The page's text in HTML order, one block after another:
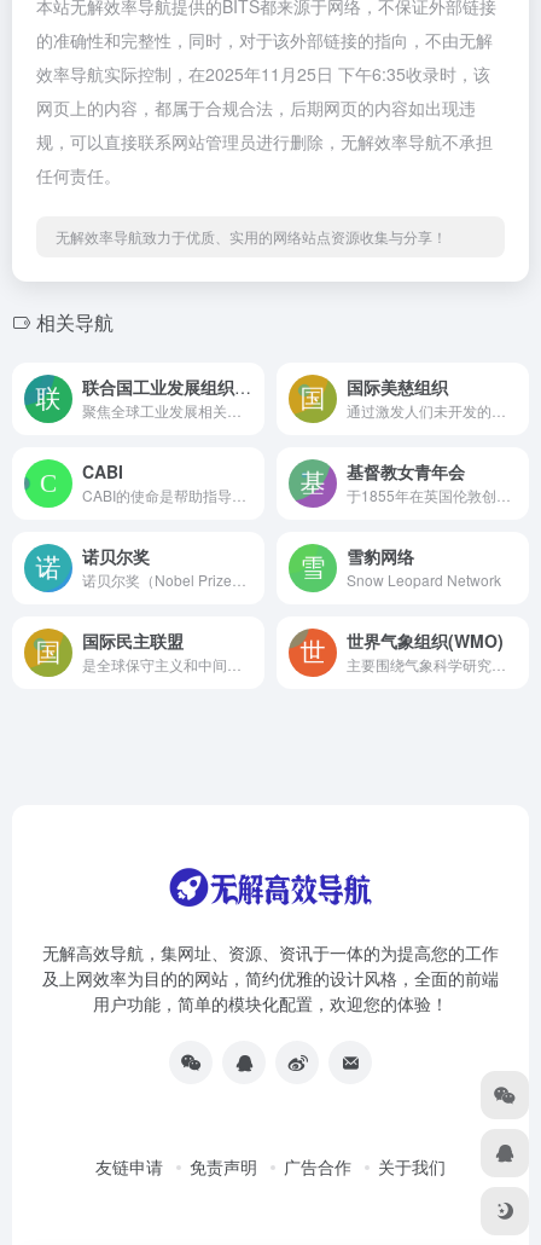
本站无解效率导航提供的BITS都来源于网络，不保证外部链接
的准确性和完整性，同时，对于该外部链接的指向，不由无解
效率导航实际控制，在2025年11月25日 下午6:35收录时，该
网页上的内容，都属于合规合法，后期网页的内容如出现违
规，可以直接联系网站管理员进行删除，无解效率导航不承担
任何责任。
无解效率导航致力于优质、实用的网络站点资源收集与分享！
相关导航
联合国工业发展组织(UNIDO) 国际美慈组织
CABI 基督教女青年会
诺贝尔奖 雪豹网络
Snow Leopard Network
国际民主联盟 世界气象组织(WMO)
无解高效导航，集网址、资源、资讯于一体的为提高您的工作
及上网效率为目的的网站，简约优雅的设计风格，全面的前端
用户功能，简单的模块化配置，欢迎您的体验！
友链申请 免责声明 广告合作 关于我们